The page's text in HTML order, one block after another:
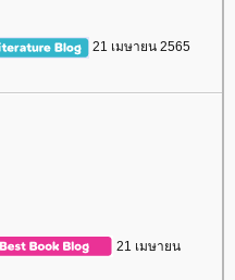
21 เมษายน 2565
21 เมษายน